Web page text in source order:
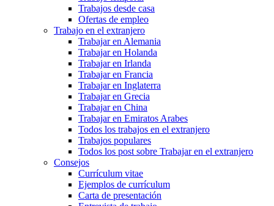
Trabajos desde casa
Ofertas de empleo
Trabajo en el extranjero
Trabajar en Alemania
Trabajar en Holanda
Trabajar en Irlanda
Trabajar en Francia
Trabajar en Inglaterra
Trabajar en Grecia
Trabajar en China
Trabajar en Emiratos Arabes
Todos los trabajos en el extranjero
Trabajos populares
Todos los post sobre Trabajar en el extranjero
Consejos
Currículum vitae
Ejemplos de currículum
Carta de presentación